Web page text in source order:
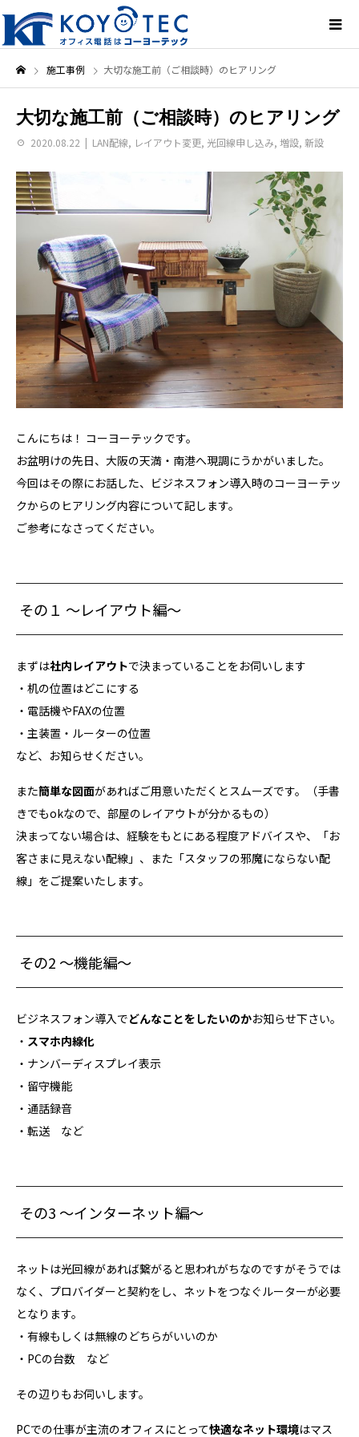
施工事例 大切な施工前（ご相談時）のヒアリング
大切な施工前（ご相談時）のヒアリング
2020.08.22 LAN配線, レイアウト変更, 光回線申し込み, 増設, 新設
こんにちは！ コーヨーテックです。
お盆明けの先日、大阪の天満・南港へ現調にうかがいました。
今回はその際にお話した、ビジネスフォン導入時のコーヨーテッ
クからのヒアリング内容について記します。
ご参考になさってください。
その１ ～レイアウト編～
まずは社内レイアウトで決まっていることをお伺いします
・机の位置はどこにする
・電話機やFAXの位置
・主装置・ルーターの位置
など、お知らせください。
また簡単な図面があればご用意いただくとスムーズです。（手書
きでもokなので、部屋のレイアウトが分かるもの）
決まってない場合は、経験をもとにある程度アドバイスや、「お
客さまに見えない配線」、また「スタッフの邪魔にならない配
線」をご提案いたします。
その2 ～機能編～
ビジネスフォン導入でどんなことをしたいのかお知らせ下さい。
・ スマホ内線化
・ナンバーディスプレイ表示
・留守機能
・通話録音
・転送 など
その3 ～インターネット編～
ネットは光回線があれば繋がると思われがちなのですがそうでは
なく、プロバイダーと契約をし、ネットをつなぐルーターが必要
となります。
・有線もしくは無線のどちらがいいのか
・PCの台数 など
その辺りもお伺いします。
PCでの仕事が主流のオフィスにとって快適なネット環境はマス